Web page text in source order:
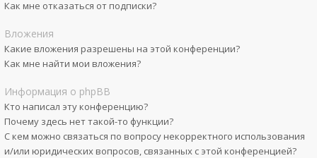
Как мне отказаться от подписки?
Вложения
Какие вложения разрешены на этой конференции?
Как мне найти мои вложения?
Информация о phpBB
Кто написал эту конференцию?
Почему здесь нет такой-то функции?
С кем можно связаться по вопросу некорректного использования
и/или юридических вопросов, связанных с этой конференцией?